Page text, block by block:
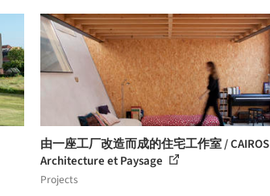
由一座工厂改造而成的住宅工作室 / CAIROS
Architecture et Paysage
Projects